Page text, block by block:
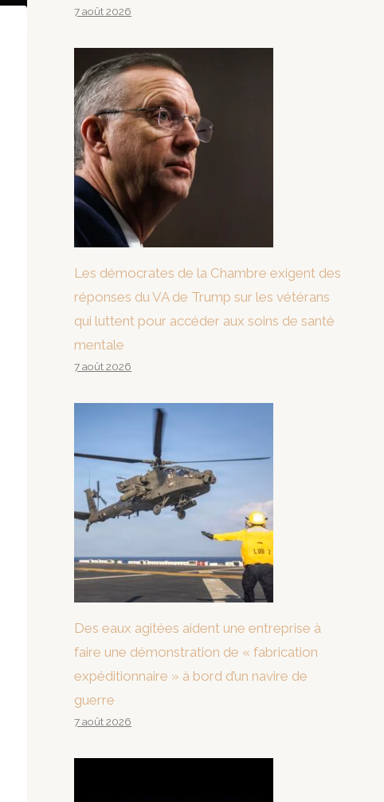
7 août 2026
Les démocrates de la Chambre exigent des
réponses du VA de Trump sur les vétérans
qui luttent pour accéder aux soins de santé
mentale
7 août 2026
Des eaux agitées aident une entreprise à
faire une démonstration de « fabrication
expéditionnaire » à bord d’un navire de
guerre
7 août 2026